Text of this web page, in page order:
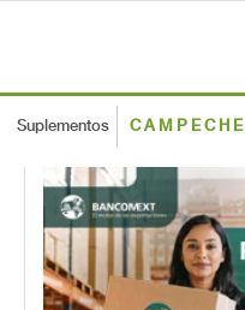
Suplementos CAMPECHE